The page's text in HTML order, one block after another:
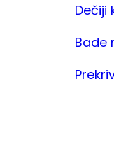
Dečiji
Bade